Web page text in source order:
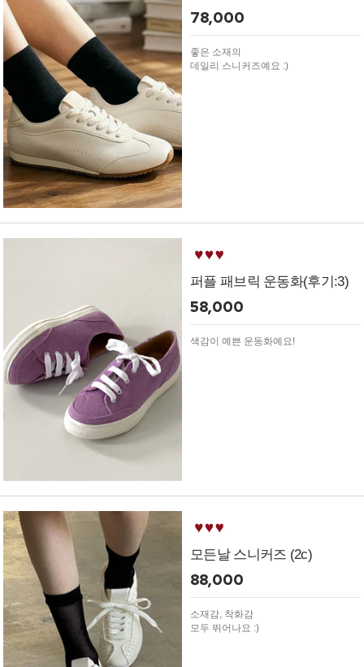
78,000
좋은 소재의
데일리 스니커즈예요 :)
퍼플 패브릭 운동화(후기:3)
58,000
색감이 예쁜 운동화예요!
모든날 스니커즈 (2c)
88,000
소재감, 착화감
모두 뛰어나요 :)